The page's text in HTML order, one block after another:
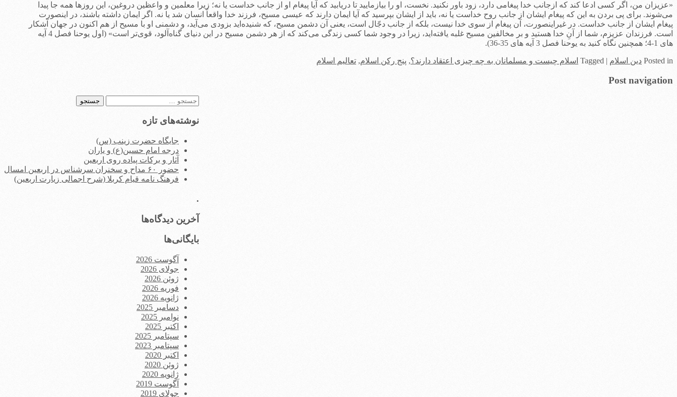
«عزيزان من، اگر كسی ادعا كند كه ازجانب خدا پيغامی دارد، زود باور نكنيد. نخست، او را بيازماييد تا دريابيد كه آيا پيغام او از جانب خداست يا نه؛ زيرا معلمين و واعظين دروغين، اين روزها همه جا پيدا
می‌شوند. برای پی بردن به اين كه پيغام ايشان از جانب روح خداست يا نه، بايد از ايشان بپرسيد كه آيا ايمان دارند كه عيسی مسيح، فرزند خدا واقعاً انسان شد يا نه. اگر ايمان داشته باشند، در اينصورت
پيغام ايشان از جانب خداست. در غيراينصورت، آن پيغام از سوی خدا نيست، بلكه از جانب دجّال است، يعنی آن دشمن مسيح، كه شنيده‌ايد بزودی می‌آيد، و دشمنی او با مسيح از هم اكنون در جهان آشكار
است. فرزندان عزيزم، شما از آنِ خدا هستيد و بر مخالفين مسيح غلبه يافته‌ايد، زيرا در وجود شما كسی زندگی می‌كند كه از هر دشمن مسيح در اين دنيای گناه‌آلود، قوی‌تر است» (اول یوحنا فصل 4 آیه
های 1-4؛ همچنین نگاه کنید به یوحنا فصل 3 آیه های 35-36).
Posted in دین اسلام |
Tagged اسلام چیست و مسلمانان به چه چیزی اعتقاد دارند؟, پنج رکن اسلام, تعالیم اسلام
Post navigation
جستجو
نوشته‌های تازه
جایگاه حضرت زینب (س)
درجه امام حسین(ع) و یاران
آثار و برکات پیاده روی اربعین
حضور ۶۰ مداح و سخنران سرشناس در اربعین امسال
فرهنگ نامه قیام کربلا (شرح اجمالی زیارت اربعین)
.
آخرین دیدگاه‌ها
بایگانی‌ها
آگوست 2026
جولای 2026
ژوئن 2026
فوریه 2026
ژانویه 2026
دسامبر 2025
نوامبر 2025
اکتبر 2025
سپتامبر 2025
سپتامبر 2023
اکتبر 2020
ژوئن 2020
ژانویه 2020
آگوست 2019
جولای 2019